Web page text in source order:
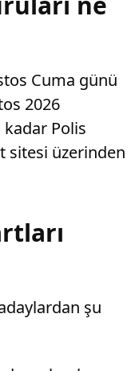
Cuma günü
2026
kadar Polis
sitesi üzerinden
şu